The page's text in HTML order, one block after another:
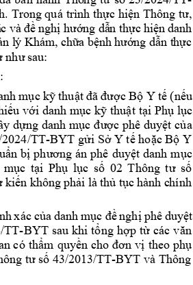
Trong quá trình thực hiện Thông tư,
c và đề nghị hướng dẫn thực hiện danh
lý Khám, chữa bệnh hướng dẫn thực
như sau:
:
mục kỹ thuật đã được Bộ Y tế (nếu
với danh mục kỹ thuật tại Phụ lục
dựng danh mục được phê duyệt của
4/TT-BYT gửi Sở Y tế hoặc Bộ Y
bị phương án phê duyệt danh mục
mục tại Phụ lục số 02 Thông tư số
kiến không phải là thủ tục hành chính
xác của danh mục đề nghị phê duyệt
TT-BYT sau khi tổng hợp từ các văn
có thẩm quyền cho đơn vị theo phụ
tư số 43/2013/TT-BYT và Thông